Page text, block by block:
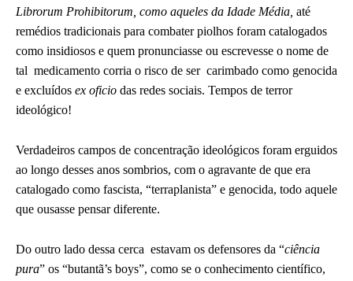
Librorum Prohibitorum, como aqueles da Idade Média, até
remédios tradicionais para combater piolhos foram catalogados
como insidiosos e quem pronunciasse ou escrevesse o nome de
tal medicamento corria o risco de ser carimbado como genocida
e excluídos ex oficio das redes sociais. Tempos de terror
ideológico!
Verdadeiros campos de concentração ideológicos foram erguidos
ao longo desses anos sombrios, com o agravante de que era
catalogado como fascista, “terraplanista” e genocida, todo aquele
que ousasse pensar diferente.
Do outro lado dessa cerca estavam os defensores da “ciência
pura” os “butantã’s boys”, como se o conhecimento científico,